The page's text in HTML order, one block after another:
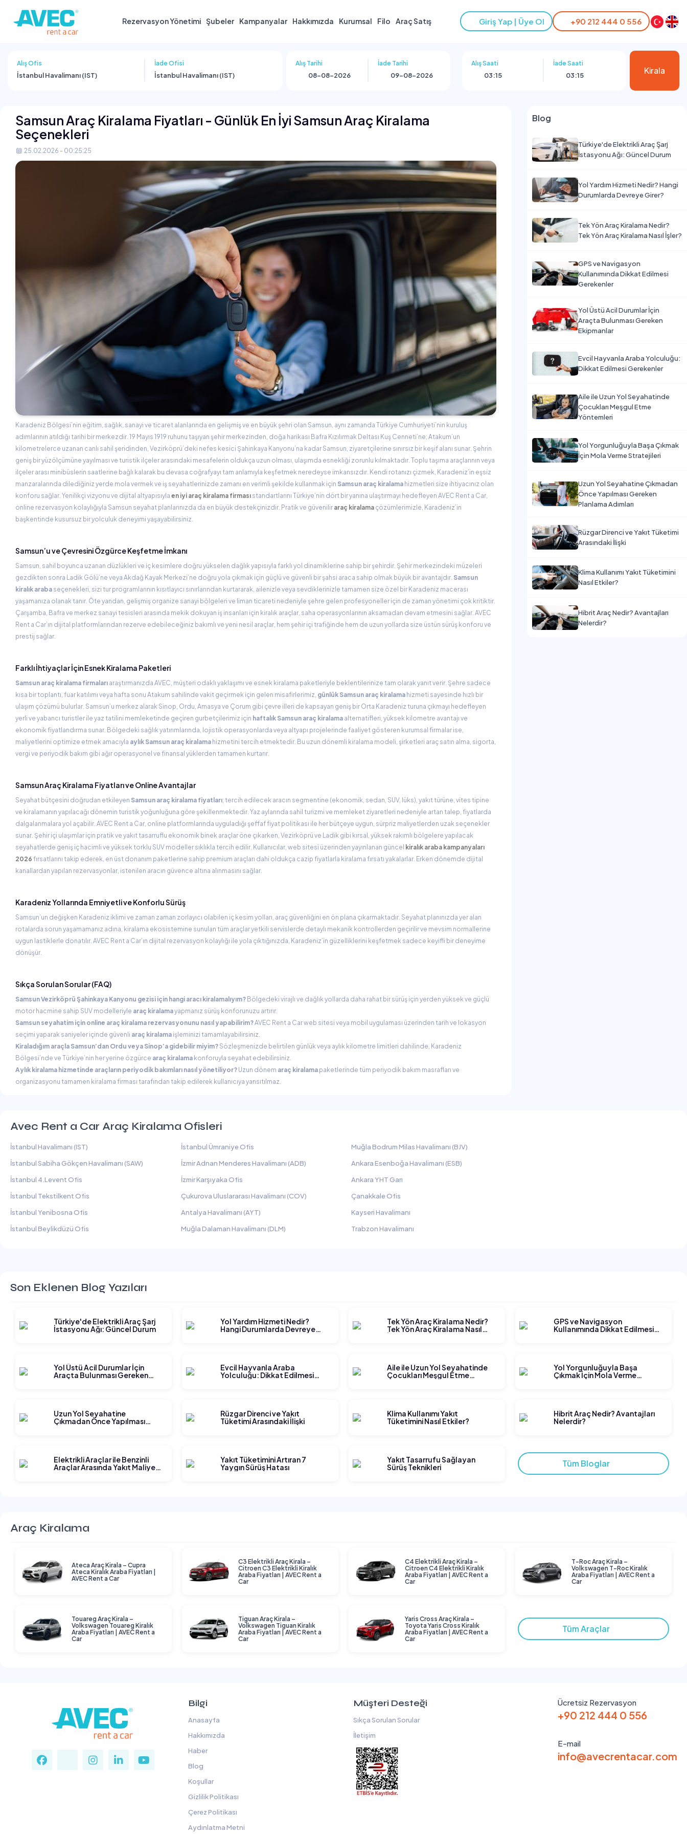
Rezervasyon Yönetimi Şubeler Kampanyalar Hakkımızda Kurumsal Filo Araç Satış Giriş Yap | Üye Ol +90 212 444 0 556
Alış Ofis
İstanbul Havalimanı (IST)
İade Ofisi
İstanbul Havalimanı (IST)
Alış Tarihi İade Tarihi Alış Saati
03:15
İade Saati
03:15 Kirala
Samsun Araç Kiralama Fiyatları - Günlük En İyi Samsun Araç Kiralama
Seçenekleri
25.02.2026 - 00:25:25
Karadeniz Bölgesi’nin eğitim, sağlık, sanayi ve ticaret alanlarında en gelişmiş ve en büyük şehri olan Samsun, aynı zamanda Türkiye Cumhuriyeti’nin kuruluş
adımlarının atıldığı tarihi bir merkezdir. 19 Mayıs 1919 ruhunu taşıyan şehir merkezinden, doğa harikası Bafra Kızılırmak Deltası Kuş Cenneti’ne; Atakum’un
kilometrelerce uzanan canlı sahil şeridinden, Vezirköprü’deki nefes kesici Şahinkaya Kanyonu’na kadar Samsun, ziyaretçilerine sınırsız bir keşif alanı sunar. Şehrin
geniş bir yüzölçümüne yayılması ve turistik ilçeler arasındaki mesafelerin oldukça uzun olması, ulaşımda esnekliği zorunlu kılmaktadır. Toplu taşıma araçlarının veya
ilçeler arası minibüslerin saatlerine bağlı kalarak bu devasa coğrafyayı tam anlamıyla keşfetmek neredeyse imkansızdır. Kendi rotanızı çizmek, Karadeniz’in eşsiz
manzaralarında dilediğiniz yerde mola vermek ve iş seyahatlerinizde zamanı en verimli şekilde kullanmak için Samsun araç kiralama hizmetleri size ihtiyacınız olan
konforu sağlar. Yenilikçi vizyonu ve dijital altyapısıyla en iyi araç kiralama firması standartlarını Türkiye’nin dört bir yanına ulaştırmayı hedefleyen AVEC Rent a Car,
online rezervasyon kolaylığıyla Samsun seyahat planlarınızda da en büyük destekçinizdir. Pratik ve güvenilir araç kiralama çözümlerimizle, Karadeniz’in
başkentinde kusursuz bir yolculuk deneyimi yaşayabilirsiniz.
Samsun’u ve Çevresini Özgürce Keşfetme İmkanı
Samsun, sahil boyunca uzanan düzlükleri ve iç kesimlere doğru yükselen dağlık yapısıyla farklı yol dinamiklerine sahip bir şehirdir. Şehir merkezindeki müzeleri
gezdikten sonra Ladik Gölü’ne veya Akdağ Kayak Merkezi’ne doğru yola çıkmak için güçlü ve güvenli bir şahsi araca sahip olmak büyük bir avantajdır. Samsun
kiralık araba seçenekleri, sizi tur programlarının kısıtlayıcı sınırlarından kurtararak, ailenizle veya sevdiklerinizle tamamen size özel bir Karadeniz macerası
yaşamanıza olanak tanır. Öte yandan, gelişmiş organize sanayi bölgeleri ve liman ticareti nedeniyle şehre gelen profesyoneller için de zaman yönetimi çok kritiktir.
Çarşamba, Bafra ve merkez sanayi tesisleri arasında mekik dokuyan iş insanları için kiralık araçlar, saha operasyonlarının aksamadan devam etmesini sağlar. AVEC
Rent a Car’ın dijital platformlarından rezerve edebileceğiniz bakımlı ve yeni nesil araçlar, hem şehir içi trafiğinde hem de uzun yollarda size üstün sürüş konforu ve
prestij sağlar.
Farklı İhtiyaçlar İçin Esnek Kiralama Paketleri
Samsun araç kiralama firmaları araştırmanızda AVEC, müşteri odaklı yaklaşımı ve esnek kiralama paketleriyle beklentilerinize tam olarak yanıt verir. Şehre sadece
kısa bir toplantı, fuar katılımı veya hafta sonu Atakum sahilinde vakit geçirmek için gelen misafirlerimiz, günlük Samsun araç kiralama hizmeti sayesinde hızlı bir
ulaşım çözümü bulurlar. Samsun’u merkez alarak Sinop, Ordu, Amasya ve Çorum gibi çevre illeri de kapsayan geniş bir Orta Karadeniz turuna çıkmayı hedefleyen
yerli ve yabancı turistler ile yaz tatilini memleketinde geçiren gurbetçilerimiz için haftalık Samsun araç kiralama alternatifleri, yüksek kilometre avantajı ve
ekonomik fiyatlandırma sunar. Bölgedeki sağlık yatırımlarında, lojistik operasyonlarda veya altyapı projelerinde faaliyet gösteren kurumsal firmalar ise,
maliyetlerini optimize etmek amacıyla aylık Samsun araç kiralama hizmetini tercih etmektedir. Bu uzun dönemli kiralama modeli, şirketleri araç satın alma, sigorta,
vergi ve periyodik bakım gibi ağır operasyonel ve finansal yüklerden tamamen kurtarır.
Samsun Araç Kiralama Fiyatları ve Online Avantajlar
Seyahat bütçesini doğrudan etkileyen Samsun araç kiralama fiyatları; tercih edilecek aracın segmentine (ekonomik, sedan, SUV, lüks), yakıt türüne, vites tipine
ve kiralamanın yapılacağı dönemin turistik yoğunluğuna göre şekillenmektedir. Yaz aylarında sahil turizmi ve memleket ziyaretleri nedeniyle artan talep, fiyatlarda
dalgalanmalara yol açabilir. AVEC Rent a Car, online platformlarında uyguladığı şeffaf fiyat politikası ile her bütçeye uygun, sürpriz maliyetlerden uzak seçenekler
sunar. Şehir içi ulaşımlar için pratik ve yakıt tasarruflu ekonomik binek araçlar öne çıkarken, Vezirköprü ve Ladik gibi kırsal, yüksek rakımlı bölgelere yapılacak
seyahatlerde geniş iç hacimli ve yüksek torklu SUV modeller sıklıkla tercih edilir. Kullanıcılar, web sitesi üzerinden yayınlanan güncel kiralık araba kampanyaları
2026 fırsatlarını takip ederek, en üst donanım paketlerine sahip premium araçları dahi oldukça cazip fiyatlarla kiralama fırsatı yakalarlar. Erken dönemde dijital
kanallardan yapılan rezervasyonlar, istenilen aracın güvence altına alınmasını sağlar.
Karadeniz Yollarında Emniyetli ve Konforlu Sürüş
Samsun’un değişken Karadeniz iklimi ve zaman zaman zorlayıcı olabilen iç kesim yolları, araç güvenliğini en ön plana çıkarmaktadır. Seyahat planınızda yer alan
rotalarda sorun yaşamamanız adına, kiralama ekosistemine sunulan tüm araçlar yetkili servislerde detaylı mekanik kontrollerden geçirilir ve mevsim normallerine
uygun lastiklerle donatılır. AVEC Rent a Car’ın dijital rezervasyon kolaylığı ile yola çıktığınızda, Karadeniz’in güzelliklerini keşfetmek sadece keyifli bir deneyime
dönüşür.
Sıkça Sorulan Sorular (FAQ)
Samsun Vezirköprü Şahinkaya Kanyonu gezisi için hangi aracı kiralamalıyım? Bölgedeki virajlı ve dağlık yollarda daha rahat bir sürüş için yerden yüksek ve güçlü
motor hacmine sahip SUV modelleriyle araç kiralamayapmanız sürüş konforunuzu artırır.
Samsun seyahatim için online araç kiralama rezervasyonunu nasıl yapabilirim?AVEC Rent a Car web sitesi veya mobil uygulaması üzerinden tarih ve lokasyon
seçimi yaparak saniyeler içinde güvenli araç kiralama işleminizi tamamlayabilirsiniz.
Kiraladığım araçla Samsun’dan Ordu veya Sinop’a gidebilir miyim? Sözleşmenizde belirtilen günlük veya aylık kilometre limitleri dahilinde, Karadeniz
Bölgesi’nde ve Türkiye’nin her yerine özgürce araç kiralama konforuyla seyahat edebilirsiniz.
Aylık kiralama hizmetinde araçların periyodik bakımları nasıl yönetiliyor? Uzun dönem araç kiralama paketlerinde tüm periyodik bakım masrafları ve
organizasyonu tamamen kiralama firması tarafından takip edilerek kullanıcıya yansıtılmaz.
Blog
Türkiye'de Elektrikli Araç Şarj
İstasyonu Ağı: Güncel Durum
Yol Yardım Hizmeti Nedir? Hangi
Durumlarda Devreye Girer?
Tek Yön Araç Kiralama Nedir?
Tek Yön Araç Kiralama Nasıl İşler?
GPS ve Navigasyon
Kullanımında Dikkat Edilmesi
Gerekenler
Yol Üstü Acil Durumlar İçin
Araçta Bulunması Gereken
Ekipmanlar
Evcil Hayvanla Araba Yolculuğu:
Dikkat Edilmesi Gerekenler
Aile ile Uzun Yol Seyahatinde
Çocukları Meşgul Etme
Yöntemleri
Yol Yorgunluğuyla Başa Çıkmak
İçin Mola Verme Stratejileri
Uzun Yol Seyahatine Çıkmadan
Önce Yapılması Gereken
Planlama Adımları
Rüzgar Direnci ve Yakıt Tüketimi
Arasındaki İlişki
Klima Kullanımı Yakıt Tüketimini
Nasıl Etkiler?
Hibrit Araç Nedir? Avantajları
Nelerdir?
Avec Rent a Car Araç Kiralama Ofisleri
İstanbul Havalimanı (IST)
İstanbul Sabiha Gökçen Havalimanı (SAW)
İstanbul 4.Levent Ofis
İstanbul Tekstilkent Ofis
İstanbul Yenibosna Ofis
İstanbul Beylikdüzü Ofis
İstanbul Ümraniye Ofis
İzmir Adnan Menderes Havalimanı (ADB)
İzmir Karşıyaka Ofis
Çukurova Uluslararası Havalimanı (COV)
Antalya Havalimanı (AYT)
Muğla Dalaman Havalimanı (DLM)
Muğla Bodrum Milas Havalimanı (BJV)
Ankara Esenboğa Havalimanı (ESB)
Ankara YHT Garı
Çanakkale Ofis
Kayseri Havalimanı
Trabzon Havalimanı
Son Eklenen Blog Yazıları
Türkiye'de Elektrikli Araç Şarj
İstasyonu Ağı: Güncel Durum
Yol Yardım Hizmeti Nedir?
Hangi Durumlarda Devreye
Tek Yön Araç Kiralama Nedir?
Tek Yön Araç Kiralama Nasıl
GPS ve Navigasyon
Kullanımında Dikkat Edilmesi
Yol Üstü Acil Durumlar İçin
Araçta Bulunması Gereken
Evcil Hayvanla Araba
Yolculuğu: Dikkat Edilmesi
Aile ile Uzun Yol Seyahatinde
Çocukları Meşgul Etme
Yol Yorgunluğuyla Başa
Çıkmak İçin Mola Verme
Uzun Yol Seyahatine
Çıkmadan Önce Yapılması
Rüzgar Direnci ve Yakıt
Tüketimi Arasındaki İlişki
Klima Kullanımı Yakıt
Tüketimini Nasıl Etkiler?
Hibrit Araç Nedir? Avantajları
Nelerdir?
Elektrikli Araçlar ile Benzinli
Araçlar Arasında Yakıt Maliyeti
Yakıt Tüketimini Artıran 7
Yaygın Sürüş Hatası
Yakıt Tasarrufu Sağlayan
Sürüş Teknikleri
Tüm Bloglar
Araç Kiralama
Ateca Araç Kirala – Cupra
Ateca Kiralık Araba Fiyatları |
AVEC Rent a Car
C3 Elektrikli Araç Kirala –
Citroen C3 Elektrikli Kiralık
Araba Fiyatları | AVEC Rent a
Car
C4 Elektrikli Araç Kirala –
Citroen C4 Elektrikli Kiralık
Araba Fiyatları | AVEC Rent a
Car
T-Roc Araç Kirala –
Volkswagen T-Roc Kiralık
Araba Fiyatları | AVEC Rent a
Car
Touareg Araç Kirala –
Volkswagen Touareg Kiralık
Araba Fiyatları | AVEC Rent a
Car
Tiguan Araç Kirala –
Volkswagen Tiguan Kiralık
Araba Fiyatları | AVEC Rent a
Car
Yaris Cross Araç Kirala –
Toyota Yaris Cross Kiralık
Araba Fiyatları | AVEC Rent a
Car
Tüm Araçlar
Bilgi
Anasayfa
Hakkımızda
Haber
Blog
Koşullar
Gizlilik Politikası
Çerez Politikası
Aydınlatma Metni
Müşteri Desteği
Sıkça Sorulan Sorular
İletişim
Ücretsiz Rezervasyon
+90 212 444 0 556
E-mail
info@avecrentacar.com